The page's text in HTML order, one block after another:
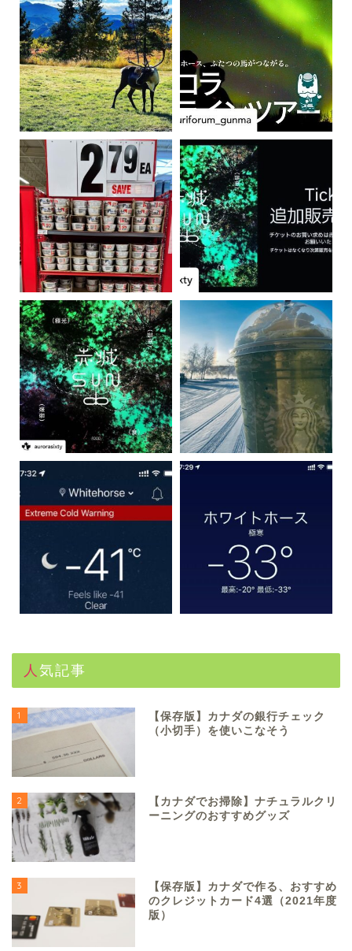
人気記事
1
【保存版】カナダの銀行チェック
（小切手）を使いこなそう
2
【カナダでお掃除】ナチュラルクリ
ーニングのおすすめグッズ
3
【保存版】カナダで作る、おすすめ
のクレジットカード4選（2021年度
版）